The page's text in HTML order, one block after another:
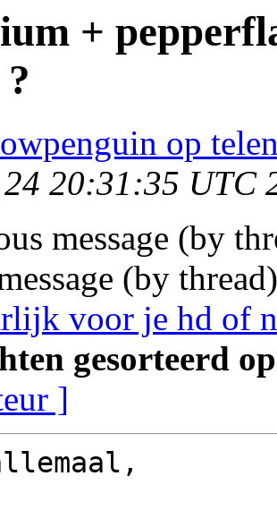
+
op
20:31:35 UTC
message (by
(by
voor je hd of
gesorteerd
]